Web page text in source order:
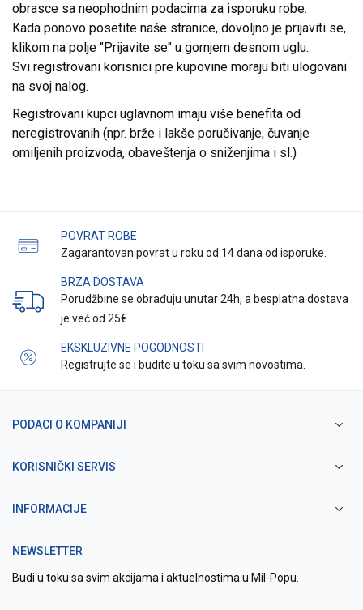
obrasce sa neophodnim podacima za isporuku robe.
Kada ponovo posetite naše stranice, dovoljno je prijaviti se,
klikom na polje "Prijavite se" u gornjem desnom uglu.
Svi registrovani korisnici pre kupovine moraju biti ulogovani
na svoj nalog.
Registrovani kupci uglavnom imaju više benefita od
neregistrovanih (npr. brže i lakše poručivanje, čuvanje
omiljenih proizvoda, obaveštenja o sniženjima i sl.)
POVRAT ROBE
Zagarantovan povrat u roku od 14 dana od isporuke.
BRZA DOSTAVA
Porudžbine se obrađuju unutar 24h, a besplatna dostava
je već od 25€.
EKSKLUZIVNE POGODNOSTI
Registrujte se i budite u toku sa svim novostima.
PODACI O KOMPANIJI
KORISNIČKI SERVIS
INFORMACIJE
NEWSLETTER
Budi u toku sa svim akcijama i aktuelnostima u Mil-Popu.